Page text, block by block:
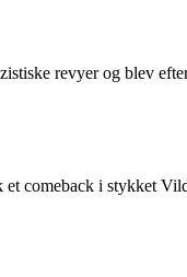
revyer og blev
comeback i stykket